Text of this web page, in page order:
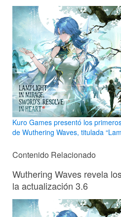
Kuro Games presentó los
de Wuthering Waves, titulada
Contenido Relacionado
Wuthering Waves revela
la actualización 3.6